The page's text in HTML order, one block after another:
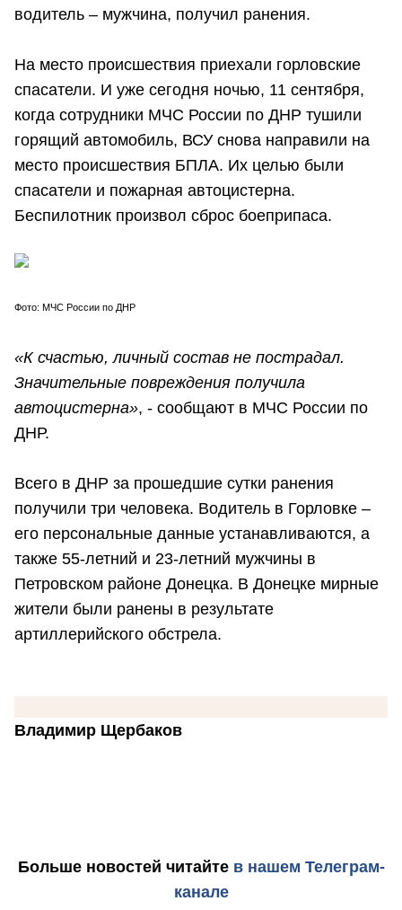
водитель – мужчина, получил ранения.
На место происшествия приехали горловские
спасатели. И уже сегодня ночью, 11 сентября,
когда сотрудники МЧС России по ДНР тушили
горящий автомобиль, ВСУ снова направили на
место происшествия БПЛА. Их целью были
спасатели и пожарная автоцистерна.
Беспилотник произвол сброс боеприпаса.
Фото: МЧС России по ДНР
«К счастью, личный состав не пострадал.
Значительные повреждения получила
автоцистерна», - сообщают в МЧС России по
ДНР.
Всего в ДНР за прошедшие сутки ранения
получили три человека. Водитель в Горловке –
его персональные данные устанавливаются, а
также 55-летний и 23-летний мужчины в
Петровском районе Донецка. В Донецке мирные
жители были ранены в результате
артиллерийского обстрела.
Владимир Щербаков
Больше новостей читайте в нашем Телеграм-
канале